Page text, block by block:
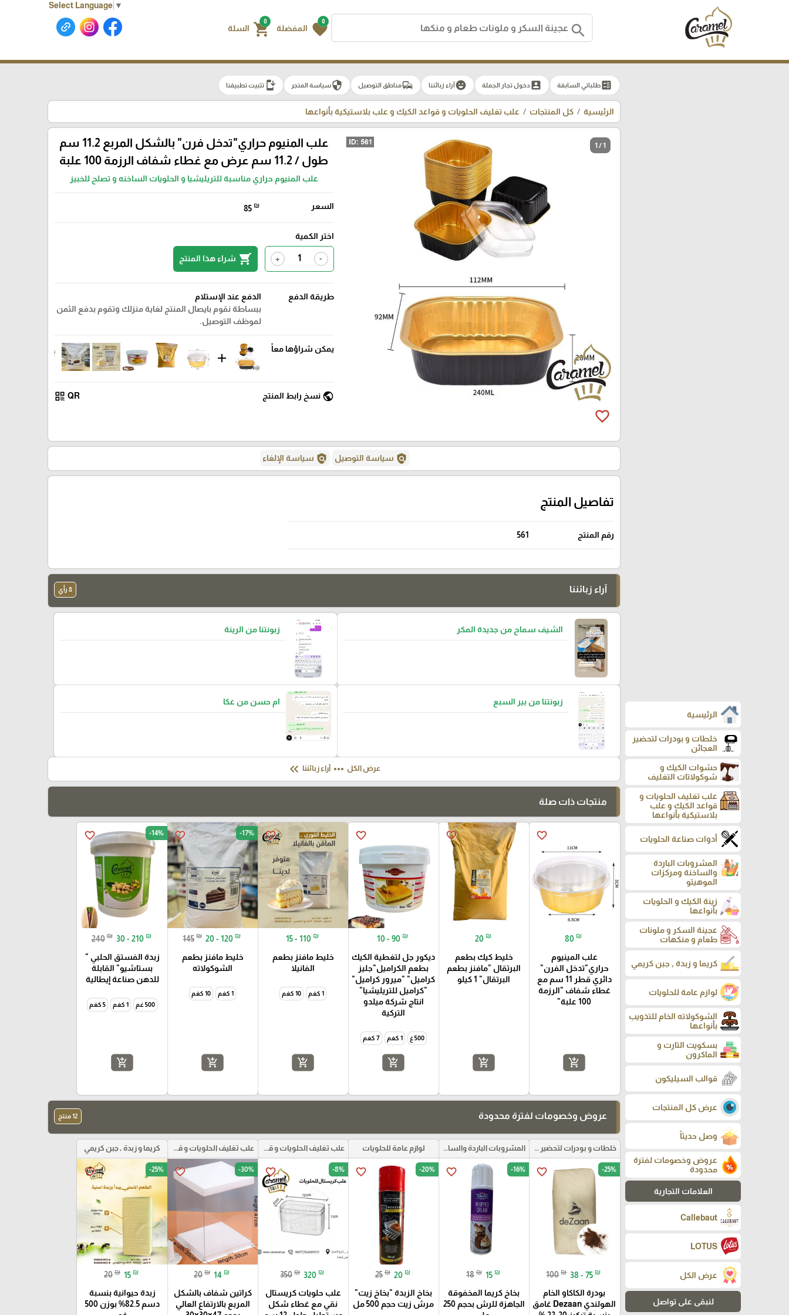
Select Language ▼
search
0
favorite المفضلة
0
shopping_cart السلة
الرئيسية
خلطات و بودرات لتحضير
العجائن
حشوات الكيك و
شوكولاتات التغليف
علب تغليف الحلويات و
قواعد الكيك و علب
بلاستيكية بأنواعها
أدوات صناعة الحلويات
المشروبات الباردة
والساخنة ومركزات
الموهيتو
زينة الكيك و الحلويات
بأنواعها
عجينة السكر و ملونات
طعام و منكهات
كريما و زبدة , جبن كريمي
لوازم عامة للحلويات
الشوكولاته الخام للتذويب
بأنواعها
بسكويت التارت و
الماكرون
قوالب السيليكون
عرض كل المنتجات
وصل حديثاً
عروض وخصومات لفترة
محدودة
العلامات التجارية
Callebaut
LOTUS
عرض الكل
لنبقى على تواصل
ballotطلباتي السابقة account_box دخول تجار الجملة emoji_emotionsآراء زبائننا commuteمناطق التوصيل securityسياسة المتجر install_mobileتثبيت تطبيقنا
الرئيسية كل المنتجات علب تغليف الحلويات و قواعد الكيك و علب بلاستيكية بأنواعها
1 / 1
favorite_border
علب المنيوم حراري"تدخل فرن" بالشكل المربع 11.2 سم
طول / 11.2 سم عرض مع غطاء شفاف الرزمة 100 علبة
علب المنيوم حراري مناسبة للتريليشيا و الحلويات الساخنه و تصلح للخبيز
السعر 85 ₪
اختر الكمية
-
+
shopping_cart شراء هذا المنتج
طريقة الدفع
الدفع عند الإستلام
ببساطة نقوم بايصال المنتج لغاية منزلك وتقوم بدفع الثمن
لموظف التوصيل.
يمكن شراؤها معاً
add
public نسخ رابط المنتج QR
qr_code
policy سياسة التوصيل policy سياسة الإلغاء
تفاصيل المنتج
رقم المنتج 561
آراء زبائننا 8 رأي
الشيف سماح من جديدة المكر زبونتنا من الرينة
زبونتنا من بير السبع ام حسن من عكا
عرض الكل more_horiz آراء زبائننا keyboard_double_arrow_left
منتجات ذات صلة
favorite_border
80 ₪
علب المينيوم
حراري"تدخل الفرن"
دائري قطر 11 سم مع
غطاء شفاف "الرزمة
100 علبة"
add_shopping_cart
favorite_border
20 ₪
خليط كيك بطعم
البرتقال "مافنز بطعم
البرتقال" 1 كيلو
add_shopping_cart
favorite_border
10 - 90 ₪
ديكور جل لتغطية الكيك
بطعم الكراميل"جليز
كراميل" "ميرور كراميل"
"كراميل للتريليشيا"
انتاج شركة ميلدو
التركية
500 غ 1 كغم 7 كغم
add_shopping_cart
favorite_border
15 - 110 ₪
خليط مافنز بطعم
الفانيلا
1 كغم 10 كغم
add_shopping_cart
favorite_border -17%
145 ₪ 20 - 120 ₪
خليط مافنز بطعم
الشوكولاته
1 كغم 10 كغم
add_shopping_cart
favorite_border -14%
240 ₪ 30 - 210 ₪
زبدة الفستق الحلبي "
بستاشيو" القابلة
للدهن صناعة إيطالية
500 غم 1 كغم 5 كغم
add_shopping_cart
عروض وخصومات لفترة محدودة 12 منتج
خلطات و بودرات لتحضير العجائن
favorite_border -25%
100 ₪ 38 - 75 ₪
بودرة الكاكاو الخام
الهولندي Dezaan غامق
المشروبات الباردة والساخنة ومركزات الموهيتو
favorite_border -16%
18 ₪ 15 ₪
بخاخ كريما المخفوقة
الجاهزة للرش بحجم 250
لوازم عامة للحلويات
favorite_border -20%
25 ₪ 20 ₪
بخاخ الزبدة "بخاخ زيت"
مرش زيت حجم 500 مل
علب تغليف الحلويات و قواعد الكيك و علب بلاستيكية بأنواعها
favorite_border -8%
350 ₪ 320 ₪
علب حلويات كريستال
نقي مع غطاء شكل
علب تغليف الحلويات و قواعد الكيك و علب بلاستيكية بأنواعها
favorite_border -30%
20 ₪ 14 ₪
كراتين شفاف بالشكل
المربع بالارتفاع العالي
كريما و زبدة , جبن كريمي
favorite_border -25%
20 ₪ 15 ₪
زبدة حيوانية بنسبة
دسم 82.5% بوزن 500